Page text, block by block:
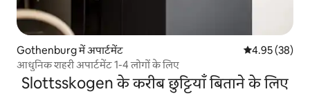
Gothenburg में अपार्टमेंट औसत रेटिंग 5 में
4.95 (38)
आधुनिक शहरी अपार्टमेंट 1-4 लोगों के लिए
Slottsskogen के करीब छुट्टियाँ बिताने के लिए